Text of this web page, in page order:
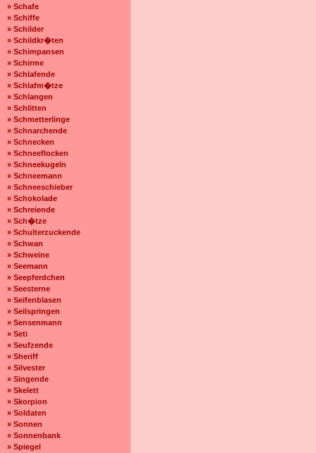
» Schafe
» Schiffe
» Schilder
» Schildkr�ten
» Schimpansen
» Schirme
» Schlafende
» Schlafm�tze
» Schlangen
» Schlitten
» Schmetterlinge
» Schnarchende
» Schnecken
» Schneeflocken
» Schneekugeln
» Schneemann
» Schneeschieber
» Schokolade
» Schreiende
» Sch�tze
» Schulterzuckende
» Schwan
» Schweine
» Seemann
» Seepferdchen
» Seesterne
» Seifenblasen
» Seilspringen
» Sensenmann
» Seti
» Seufzende
» Sheriff
» Silvester
» Singende
» Skelett
» Skorpion
» Soldaten
» Sonnen
» Sonnenbank
» Spiegel